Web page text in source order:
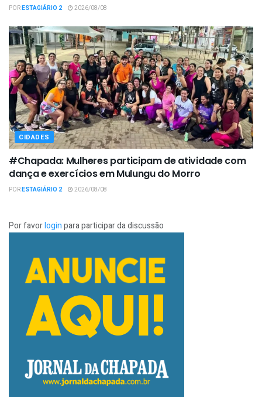
PORESTAGIÁRIO 2 2026/08/08
CIDADES
#Chapada: Mulheres participam de atividade com
dança e exercícios em Mulungu do Morro
PORESTAGIÁRIO 2 2026/08/08
Por favorloginpara participar da discussão